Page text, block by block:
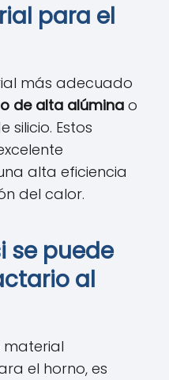
para el
más adecuado
de alta alúmina o
silicio. Estos
alta eficiencia
del calor.
se puede
al
material
el horno, es